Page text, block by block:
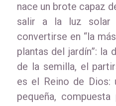
nace un brote capaz
salir a la luz solar
convertirse en “la
plantas del jardín”: la
de la semilla, el
es el Reino de Dios:
pequeña,